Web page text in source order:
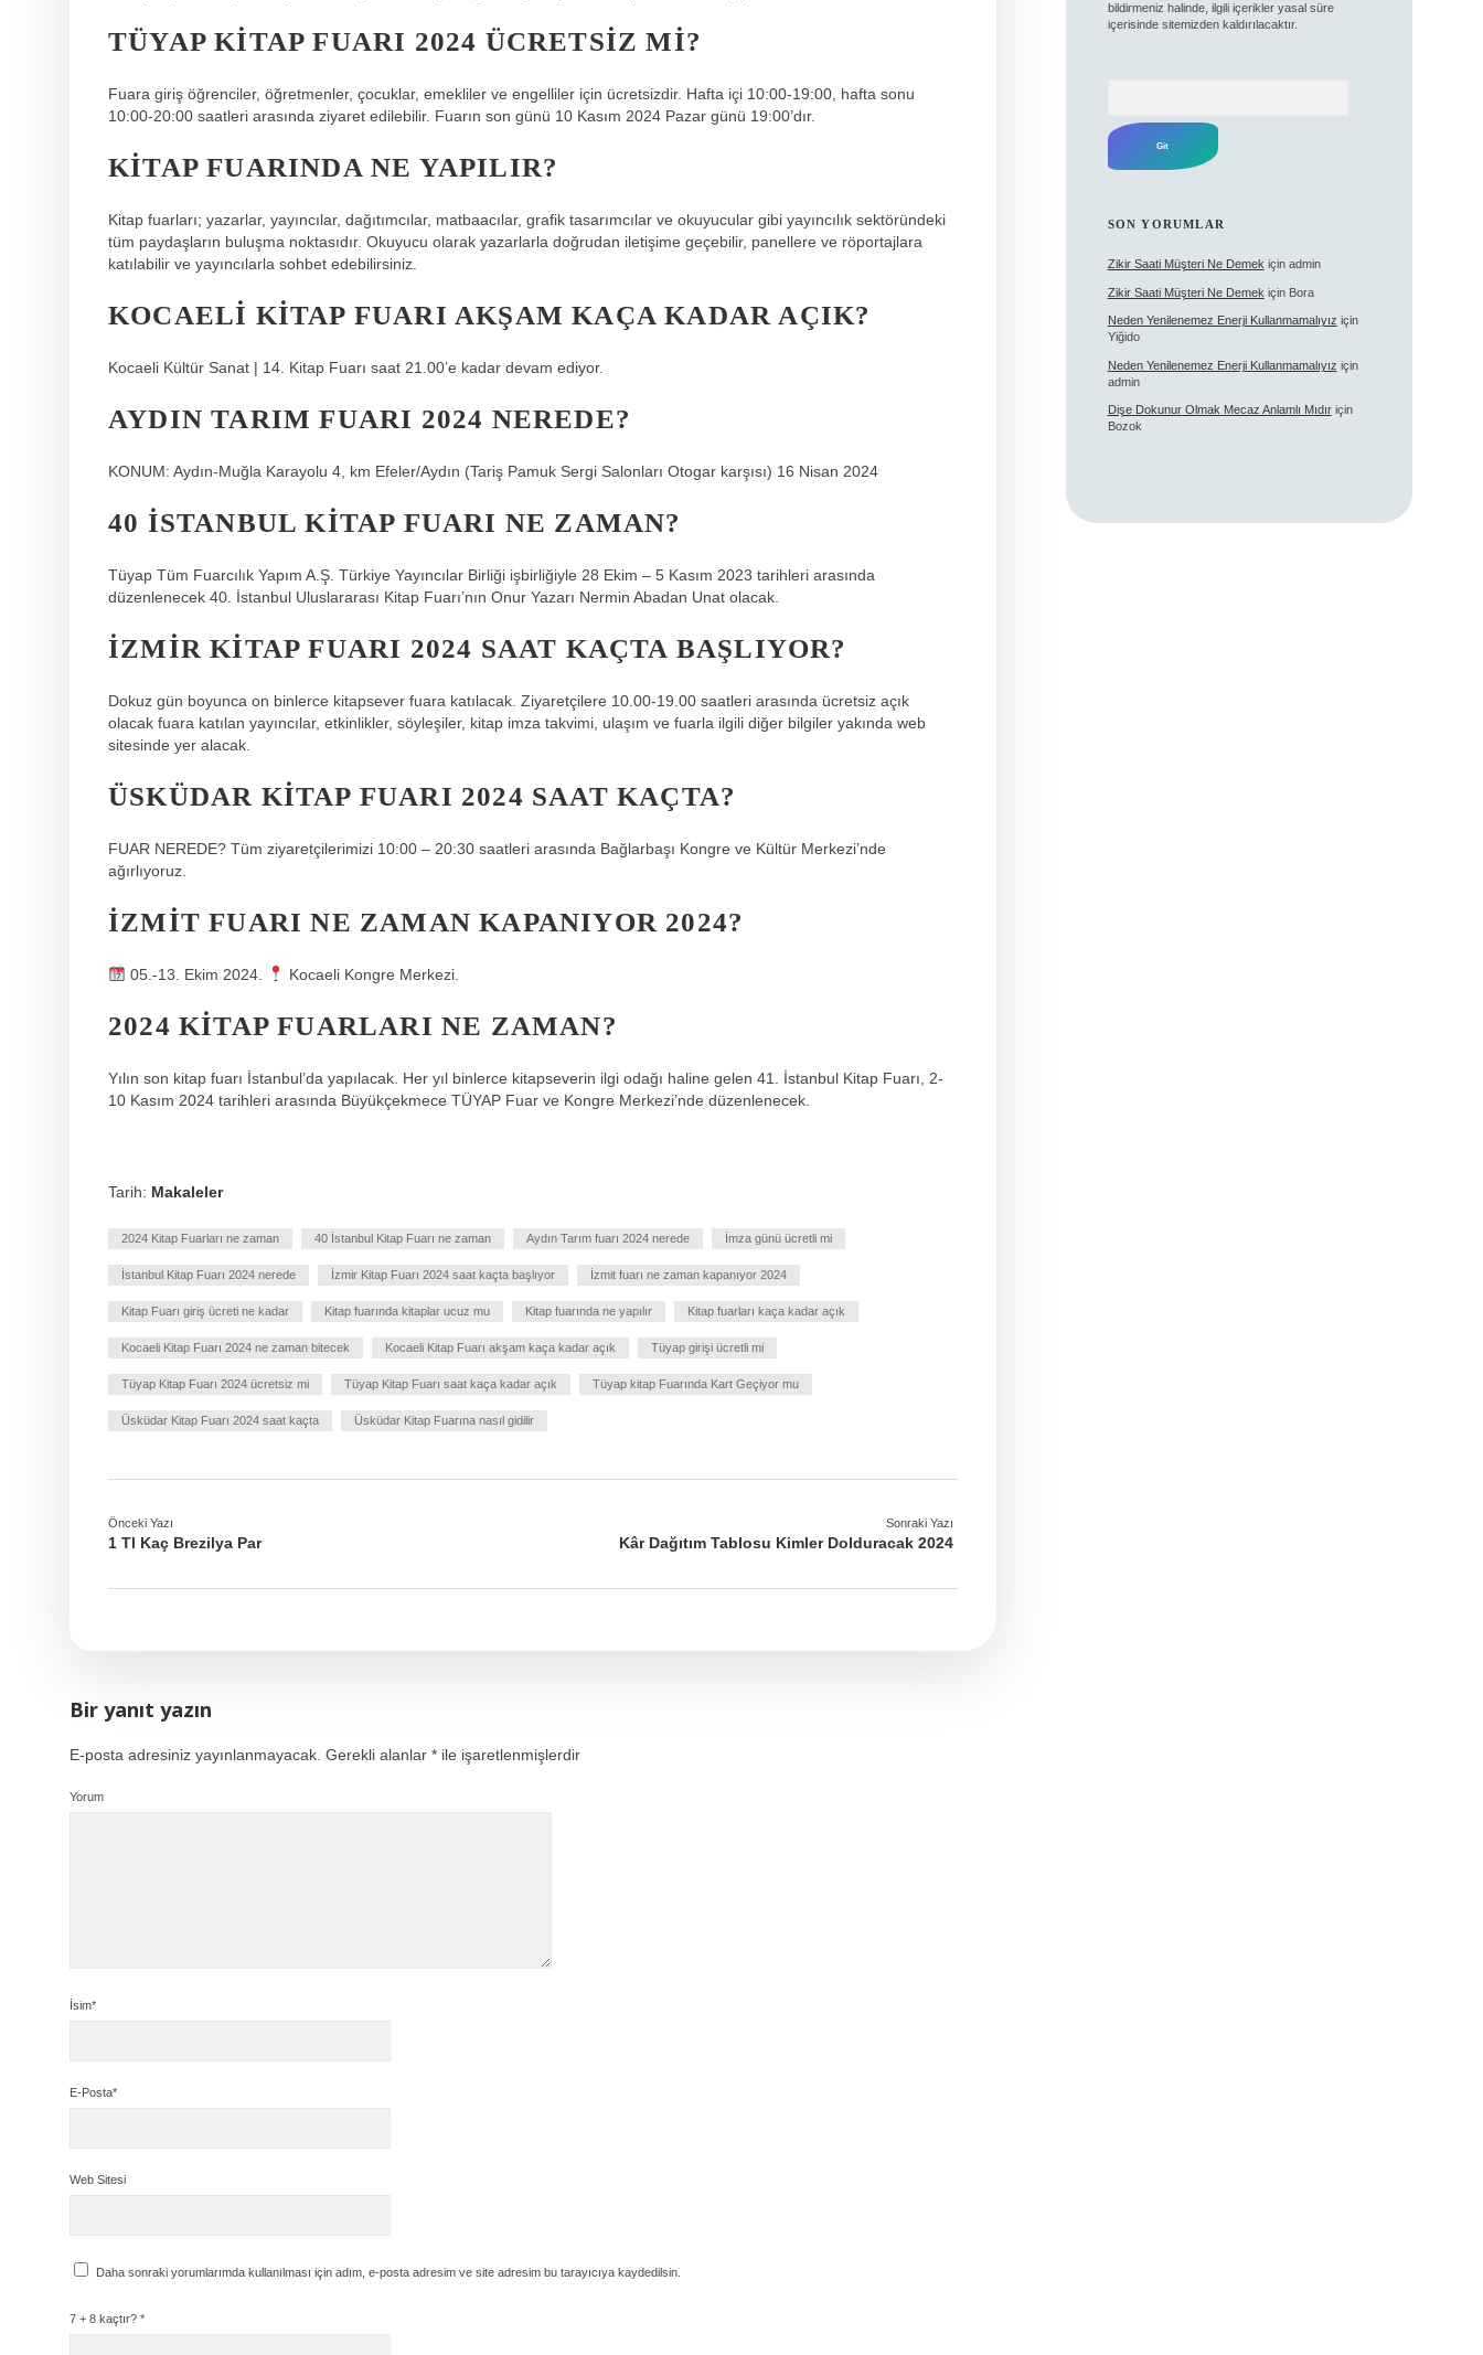
TÜYAP KITAP FUARI 2024 ÜCRETSIZ MI?
Fuara giriş öğrenciler, öğretmenler, çocuklar, emekliler ve engelliler için ücretsizdir. Hafta içi 10:00-19:00, hafta sonu
10:00-20:00 saatleri arasında ziyaret edilebilir. Fuarın son günü 10 Kasım 2024 Pazar günü 19:00’dır.
KITAP FUARINDA NE YAPILIR?
Kitap fuarları; yazarlar, yayıncılar, dağıtımcılar, matbaacılar, grafik tasarımcılar ve okuyucular gibi yayıncılık sektöründeki
tüm paydaşların buluşma noktasıdır. Okuyucu olarak yazarlarla doğrudan iletişime geçebilir, panellere ve röportajlara
katılabilir ve yayıncılarla sohbet edebilirsiniz.
KOCAELI KITAP FUARI AKŞAM KAÇA KADAR AÇIK?
Kocaeli Kültür Sanat | 14. Kitap Fuarı saat 21.00’e kadar devam ediyor.
AYDIN TARIM FUARI 2024 NEREDE?
KONUM: Aydın-Muğla Karayolu 4, km Efeler/Aydın (Tariş Pamuk Sergi Salonları Otogar karşısı) 16 Nisan 2024
40 İSTANBUL KITAP FUARI NE ZAMAN?
Tüyap Tüm Fuarcılık Yapım A.Ş. Türkiye Yayıncılar Birliği işbirliğiyle 28 Ekim – 5 Kasım 2023 tarihleri ​​arasında
düzenlenecek 40. İstanbul Uluslararası Kitap Fuarı’nın Onur Yazarı Nermin Abadan Unat olacak.
İZMIR KITAP FUARI 2024 SAAT KAÇTA BAŞLIYOR?
Dokuz gün boyunca on binlerce kitapsever fuara katılacak. Ziyaretçilere 10.00-19.00 saatleri arasında ücretsiz açık
olacak fuara katılan yayıncılar, etkinlikler, söyleşiler, kitap imza takvimi, ulaşım ve fuarla ilgili diğer bilgiler yakında web
sitesinde yer alacak.
ÜSKÜDAR KITAP FUARI 2024 SAAT KAÇTA?
FUAR NEREDE? Tüm ziyaretçilerimizi 10:00 – 20:30 saatleri arasında Bağlarbaşı Kongre ve Kültür Merkezi’nde
ağırlıyoruz.
İZMIT FUARI NE ZAMAN KAPANIYOR 2024?
05.-13. Ekim 2024. Kocaeli Kongre Merkezi.
2024 KITAP FUARLARI NE ZAMAN?
Yılın son kitap fuarı İstanbul’da yapılacak. Her yıl binlerce kitapseverin ilgi odağı haline gelen 41. İstanbul Kitap Fuarı, 2-
10 Kasım 2024 tarihleri ​​arasında Büyükçekmece TÜYAP Fuar ve Kongre Merkezi’nde düzenlenecek.
Tarih: Makaleler
2024 Kitap Fuarları ne zaman 40 İstanbul Kitap Fuarı ne zaman Aydın Tarım fuarı 2024 nerede İmza günü ücretli mi
İstanbul Kitap Fuarı 2024 nerede İzmir Kitap Fuarı 2024 saat kaçta başlıyor İzmit fuarı ne zaman kapanıyor 2024
Kitap Fuarı giriş ücreti ne kadar Kitap fuarında kitaplar ucuz mu Kitap fuarında ne yapılır Kitap fuarları kaça kadar açık
Kocaeli Kitap Fuarı 2024 ne zaman bitecek Kocaeli Kitap Fuarı akşam kaça kadar açık Tüyap girişi ücretli mi
Tüyap Kitap Fuarı 2024 ücretsiz mi Tüyap Kitap Fuarı saat kaça kadar açık Tüyap kitap Fuarında Kart Geçiyor mu
Üsküdar Kitap Fuarı 2024 saat kaçta Üsküdar Kitap Fuarına nasıl gidilir
Önceki Yazı
1 Tl Kaç Brezilya Par
Sonraki Yazı
Kâr Dağıtım Tablosu Kimler Dolduracak 2024
Bir yanıt yazın
E-posta adresiniz yayınlanmayacak. Gerekli alanlar * ile işaretlenmişlerdir
Yorum
İsim*
E-Posta*
Web Sitesi
Daha sonraki yorumlarımda kullanılması için adım, e-posta adresim ve site adresim bu tarayıcıya kaydedilsin.
7 + 8 kaçtır? *
bildirmeniz halinde, ilgili içerikler yasal süre
içerisinde sitemizden kaldırılacaktır.
SON YORUMLAR
Zikir Saati Müşteri Ne Demek için admin
Zikir Saati Müşteri Ne Demek için Bora
Neden Yenilenemez Enerji Kullanmamalıyız için
Yiğido
Neden Yenilenemez Enerji Kullanmamalıyız için
admin
Dişe Dokunur Olmak Mecaz Anlamlı Mıdıriçin
Bozok